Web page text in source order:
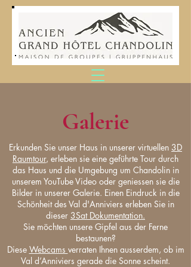
Galerie
Erkunden Sie unser Haus in unserer virtuellen 3D
Raumtour, erleben sie eine geführte Tour durch
das Haus und die Umgebung um Chandolin in
unserem YouTube Video oder geniessen sie die
Bilder in unserer Galerie. Einen Eindruck in die
Schönheit des Val d'Anniviers erleben Sie in
dieser 3Sat Dokumentation.
Sie möchten unsere Gipfel aus der Ferne
bestaunen?
Diese Webcams verraten Ihnen ausserdem, ob im
Val d’Anniviers gerade die Sonne scheint.